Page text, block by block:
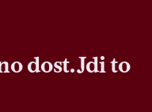
dost. Jdi to